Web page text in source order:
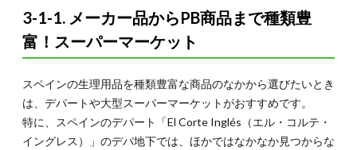
3-1-1. メーカー品からPB商品まで種類豊
富！スーパーマーケット
スペインの生理用品を種類豊富な商品のなかから選びたいとき
は、デパートや大型スーパーマーケットがおすすめです。
特に、スペインのデパート「El Corte Inglés（エル・コルテ・
イングレス）」のデパ地下では、ほかではなかなか見つからな